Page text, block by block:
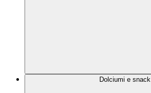
Dolciumi e snack